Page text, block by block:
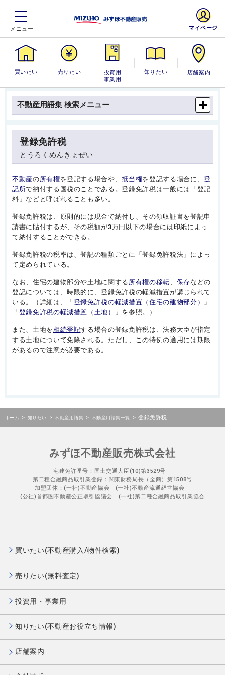
買いたい 売りたい
投資用・事業
用
知りたい 店舗案内
マイページ
不動産用語集 検索メニュー
登録免許税
とうろくめんきょぜい
不動産の所有権を登記する場合や、抵当権を登記する場合に、登
記所で納付する国税のことである。登録免許税は一般には「登記
料」などと呼ばれることも多い。
登録免許税は、原則的には現金で納付し、その領収証書を登記申
請書に貼付するが、その税額が3万円以下の場合には印紙によっ
て納付することができる。
登録免許税の税率は、登記の種類ごとに「登録免許税法」によっ
て定められている。
なお、住宅の建物部分や土地に関する 所有権の移転、 保存などの
登記については、時限的に、登録免許税の軽減措置が講じられて
いる。（詳細は、「 登録免許税の軽減措置（住宅の建物部分）
」
「 登録免許税の軽減措置（土地） 」を参照。）
また、土地を相続登記する場合の登録免許税は、法務大臣が指定
する土地について免除される。ただし、この特例の適用には期限
があるので注意が必要である。
ホーム > 知りたい > 不動産用語集 > 不動産用語集一覧 > 登録免許税
みずほ不動産販売株式会社
宅建免許番号：国土交通大臣(10)第3529号
第二種金融商品取引業登録：関東財務局長（金商）第1508号
加盟団体：(一社)不動産協会 (一社)不動産流通経営協会
(公社)首都圏不動産公正取引協議会 (一社)第二種金融商品取引業協会
買いたい(不動産購入/物件検索)
売りたい(無料査定)
投資用・事業用
知りたい(不動産お役立ち情報)
店舗案内